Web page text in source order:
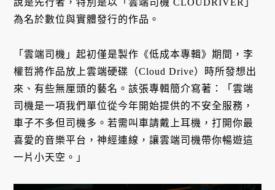
說是先行者，特別是以「雲端司機 CLOUDRIVER」
為名於數位與實體發行的作品。
「雲端司機」起初僅是製作《低成本專輯》期間，李
權哲將作品放上雲端硬碟（Cloud Drive）時所發想出
來、有些無厘頭的藝名。該張專輯簡介寫著：「雲端
司機是一項我們單位從今年開始提供的不安全服務，
車子不多但司機多。若需叫車請戴上耳機，打開你最
喜愛的音樂平台，神經連線，讓雲端司機帶你暢遊這
一片小天空。」